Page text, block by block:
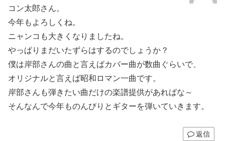
コン太郎さん。
今年もよろしくね。
ニャンコも大きくなりましたね。
やっぱりまだいたずらはするのでしょうか？
僕は岸部さんの曲と言えばカバー曲が数曲ぐらいで、
オリジナルと言えば昭和ロマン一曲です。
岸部さんも弾きたい曲だけの楽譜提供があればな～
そんなんで今年ものんびりとギターを弾いていきます。
返信